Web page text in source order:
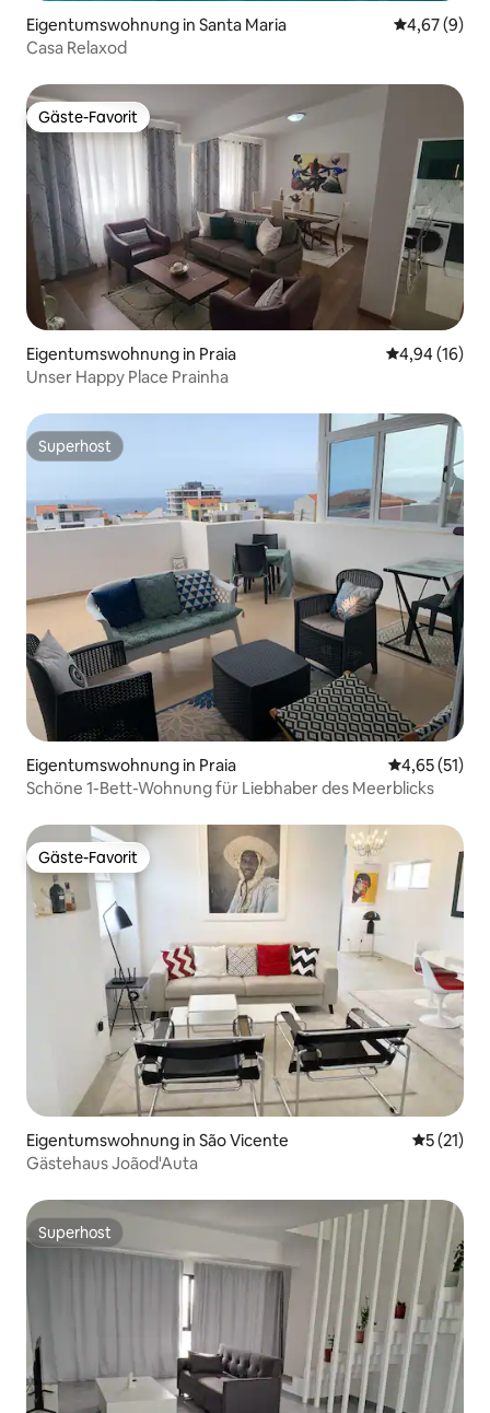
Eigentumswohnung in Santa Maria
4,67 (9)
Casa Relaxod
Gäste-Favorit
Gäste-Favorit
Eigentumswohnung in Praia
4,94 (16)
Unser Happy Place Prainha
Superhost
Superhost
Eigentumswohnung in Praia
4,65 (51)
Schöne 1-Bett-Wohnung für Liebhaber des Meerblicks
Gäste-Favorit
Gäste-Favorit
Eigentumswohnung in São Vicente
5 (21)
Gästehaus Joãod'Auta
Superhost
Superhost